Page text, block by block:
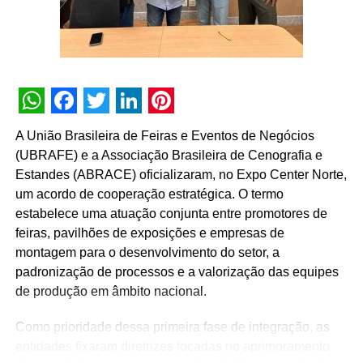
Guaraná Antarctica quer estar ao lado do torcedor, do
jeito que só a gente sabe fazer: 100% BR. E vamos
mostrar toda essa brasilidade com o Canarinho, a nossa
como é torcer no nosso país”, explica Gustavo Sartori,
gerente de marketing de Guaraná Antarctica.
“As latas comemorativas usam toda a leveza do nosso
Canarinho para firmar o compromisso de Guaraná
Antarctica com a Torcida BR. Cada lata tem uma
comemoração icônica colocando o Canarinho como
protagonista, até mesmo à frente do nosso logo. Esta é
apenas uma das iniciativas que Guaraná Antarctica vai
realizar para traduzir para o público o que é ser o
Patrocinador Oficial da Torcida BR. Que venha o hexa!“,
acrescenta João Souza Creative & Design Leader na
WhatsApp
Facebook
Twitter
LinkedIn
Pinterest
A União Brasileira de Feiras e Eventos de Negócios
(UBRAFE) e a Associação Brasileira de Cenografia e
Estandes (ABRACE) oficializaram, no Expo Center Norte,
um acordo de cooperação estratégica. O termo
estabelece uma atuação conjunta entre promotores de
feiras, pavilhões de exposições e empresas de
montagem para o desenvolvimento do setor, a
padronização de processos e a valorização das equipes
de produção em âmbito nacional.
Como prioridade dessa primeira fase de integração, as